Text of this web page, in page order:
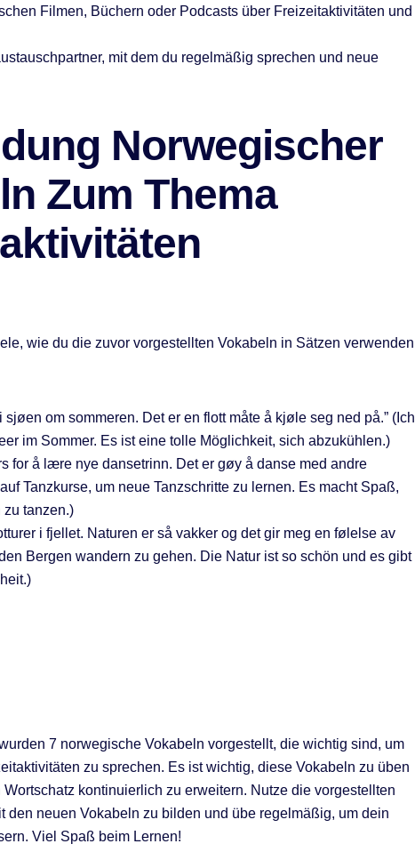
Filmen, Büchern oder Podcasts über Freizeitaktivitäten und
mit dem du regelmäßig sprechen und neue
Norwegischer
Zum Thema
wie du die zuvor vorgestellten Vokabeln in Sätzen verwenden
sjøen om sommeren. Det er en flott måte å kjøle seg ned på.” (Ich
im Sommer. Es ist eine tolle Möglichkeit, sich abzukühlen.)
for å lære nye dansetrinn. Det er gøy å danse med andre
Tanzkurse, um neue Tanzschritte zu lernen. Es macht Spaß,
zu tanzen.)
i fjellet. Naturen er så vakker og det gir meg en følelse av
Bergen wandern zu gehen. Die Natur ist so schön und es gibt
7 norwegische Vokabeln vorgestellt, die wichtig sind, um
zu sprechen. Es ist wichtig, diese Vokabeln zu üben
kontinuierlich zu erweitern. Nutze die vorgestellten
den neuen Vokabeln zu bilden und übe regelmäßig, um dein
Viel Spaß beim Lernen!